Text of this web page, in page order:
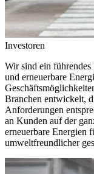
Investoren
Wir sind ein
und erneuerbare
Branchen entwickelt,
Anforderungen
an Kunden auf der
erneuerbare Energien
umweltfreundlicher